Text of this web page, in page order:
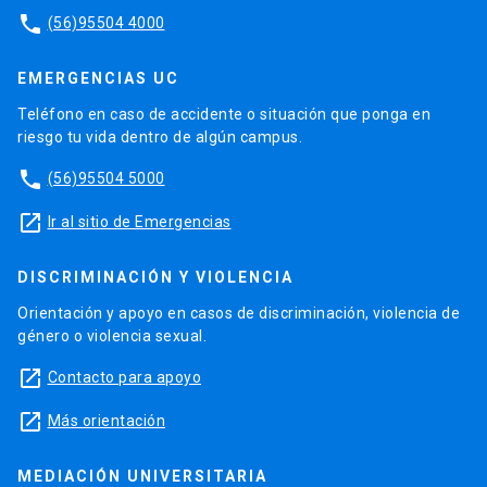
phone (56)95504 4000
EMERGENCIAS UC
Teléfono en caso de accidente o situación que ponga en
riesgo tu vida dentro de algún campus.
phone (56)95504 5000
launch Ir al sitio de Emergencias
DISCRIMINACIÓN Y VIOLENCIA
Orientación y apoyo en casos de discriminación, violencia de
género o violencia sexual.
launch Contacto para apoyo
launch Más orientación
MEDIACIÓN UNIVERSITARIA